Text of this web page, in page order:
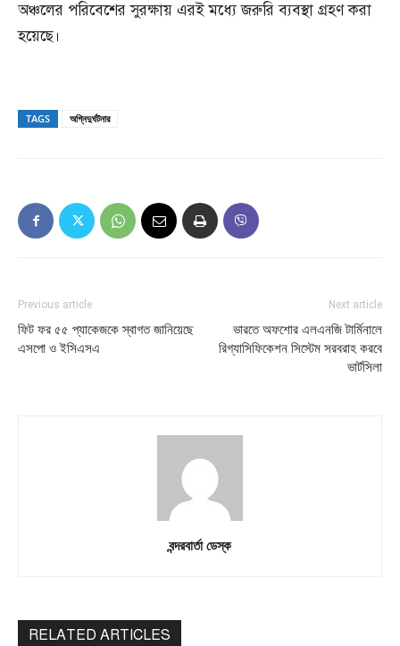
অঞ্চলের পরিবেশের সুরক্ষায় এরই মধ্যে জরুরি ব্যবস্থা গ্রহণ করা
হয়েছে।
TAGS অগ্নিদুর্ঘটনার
Previous article
ফিট ফর ৫৫ প্যাকেজকে স্বাগত জানিয়েছে
এসপো ও ইসিএসএ
Next article
ভারতে অফশোর এলএনজি টার্মিনালে
রিগ্যাসিফিকেশন সিস্টেম সরবরাহ করবে
ভার্টসিলা
বন্দরবার্তা ডেস্ক
RELATED ARTICLES